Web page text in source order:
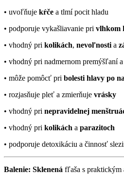
• uvoľňuje kŕče a tlmí pocit hladu
• podporuje vykašliavanie pri vlhkom
• vhodný pri kolikách, nevoľnosti a
• vhodný pri nadmernom premýšľaní
• môže pomôcť pri bolesti hlavy po
• rozjasňuje pleť a zmierňuje vrásky
• vhodný pri nepravidelnej
• vhodný pri kolikách a parazitoch
• podporuje detoxikáciu a činnosť
Balenie: Sklenená fľaša s praktickým